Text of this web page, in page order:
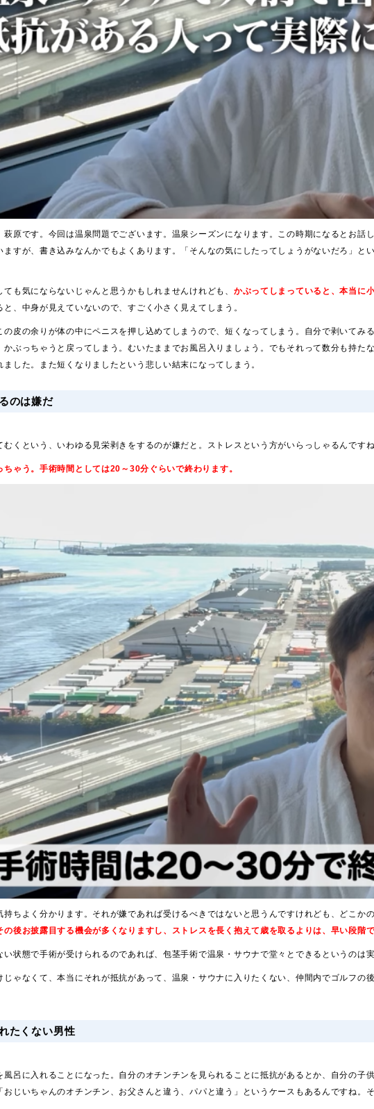
萩原です。今回は温泉問題でございます。温泉シーズンになります。この時期になるとお話し
ますが、書き込みなんかでもよくあります。「そんなの気にしたってしょうがないだろ」と
も気にならないじゃんと思うかもしれませんけれども、 かぶってしまっていると、本当に
、中身が見えていないので、すごく小さく見えてしまう。
の皮の余りが体の中にペニスを押し込めてしまうので、短くなってしまう。自分で剥いてみ
かぶっちゃうと戻ってしまう。むいたままでお風呂入りましょう。でもそれって数分も持た
した。また短くなりましたという悲しい結末になってしまう。
のは嫌だ
むくという、いわゆる見栄剥きをするのが嫌だと。ストレスという方がいらっしゃるんですね
ゃう。手術時間としては20～30分ぐらいで終わります。
ちよく分かります。それが嫌であれば受けるべきではないと思うんですけれども、どこか
後お披露目する機会が多くなりますし、ストレスを長く抱えて歳を取るよりは、早い段階
状態で手術が受けられるのであれば、包茎手術で温泉・サウナで堂々とできるというのは
ゃなくて、本当にそれが抵抗があって、温泉・サウナに入りたくない、仲間内でゴルフの
たくない男性
風呂に入れることになった。自分のオチンチンを見られることに抵抗があるとか、自分の
おじいちゃんのオチンチン、お父さんと違う、パパと違う」というケースもあるんですね。